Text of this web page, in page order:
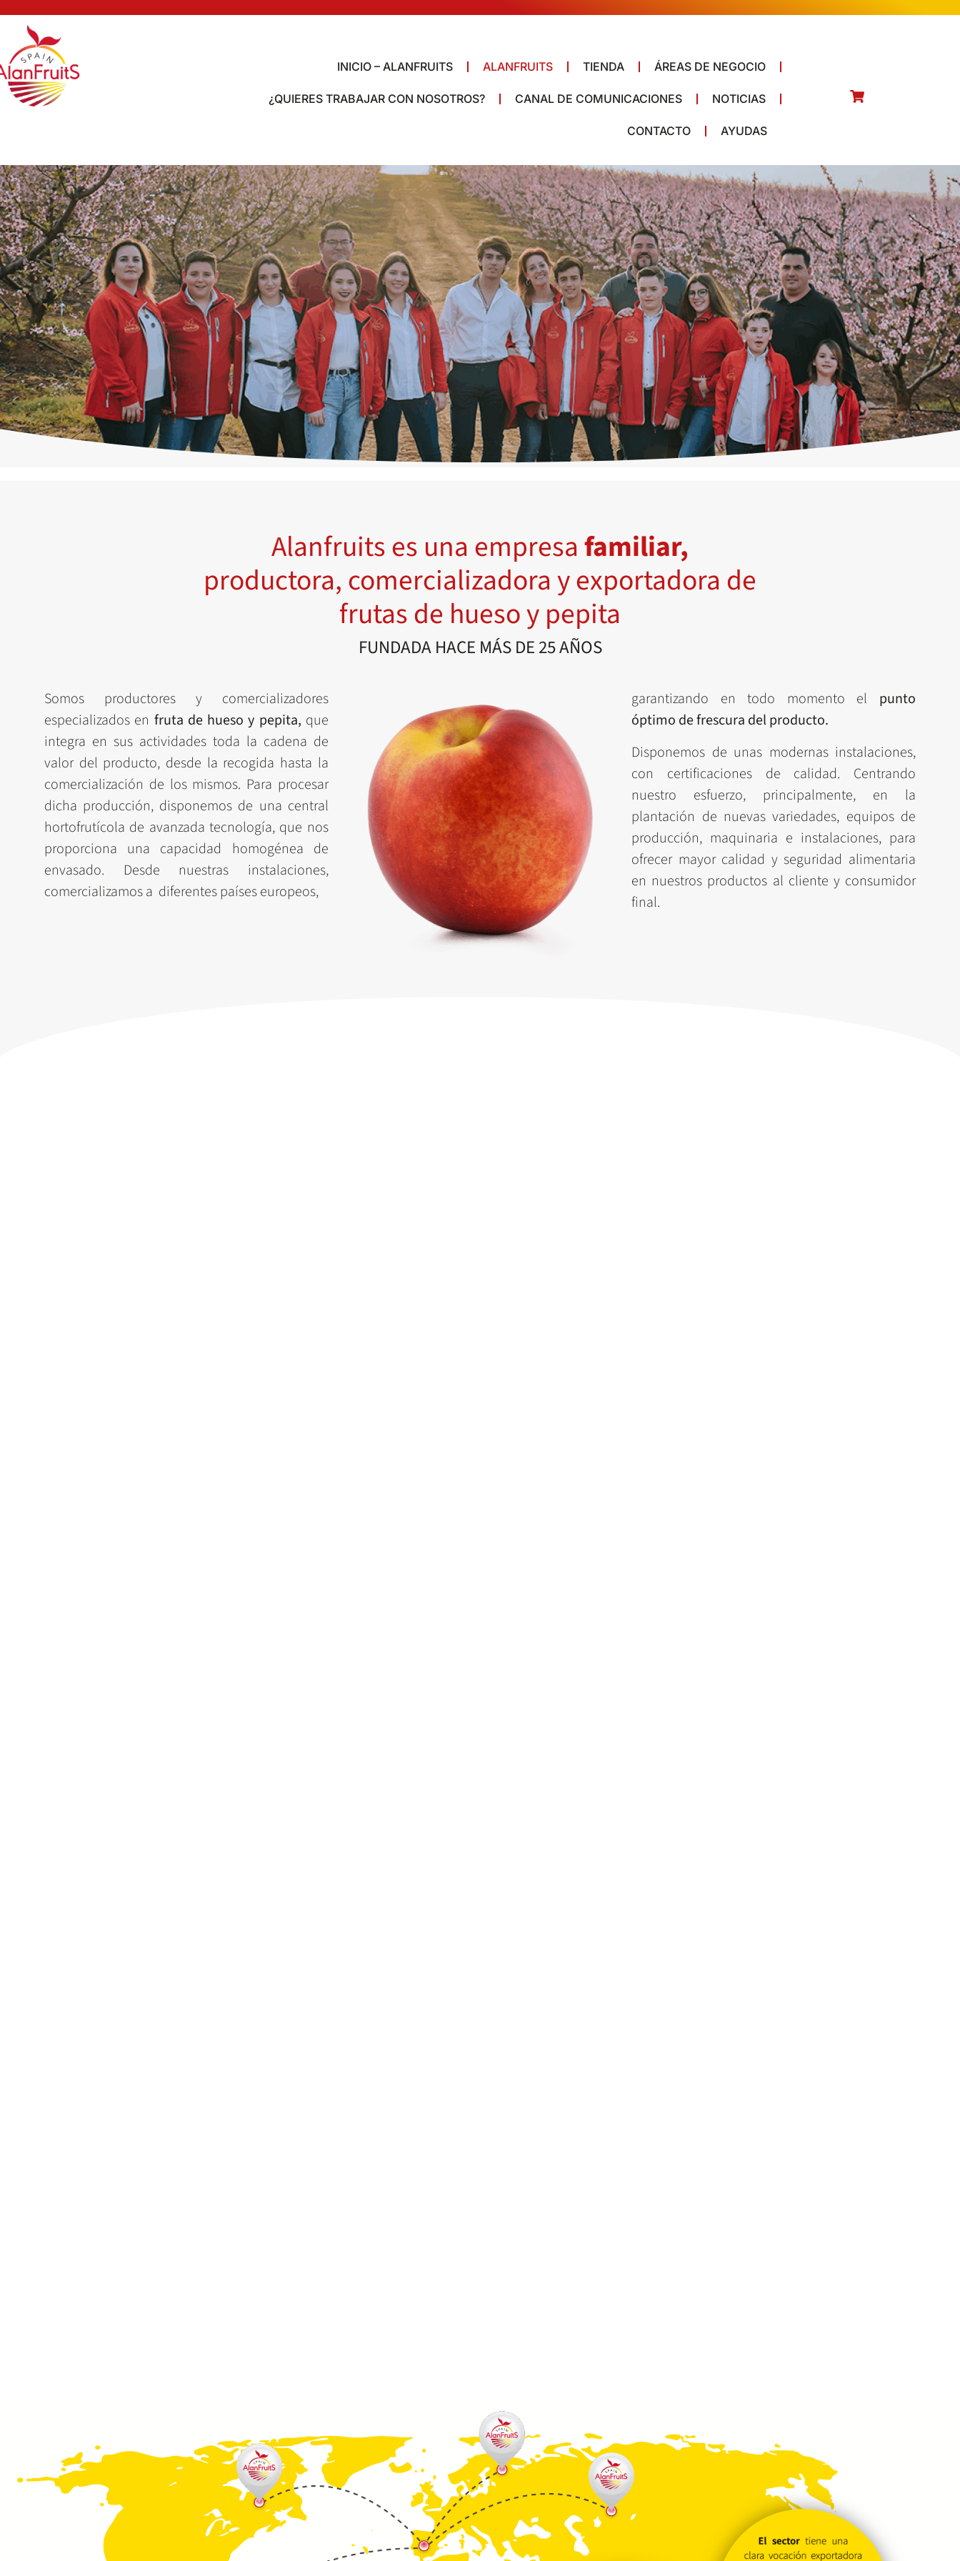
INICIO – ALANFRUITS ALANFRUITS TIENDA ÁREAS DE NEGOCIO
¿QUIERES TRABAJAR CON NOSOTROS? CANAL DE COMUNICACIONES NOTICIAS
CONTACTO AYUDAS
Alanfruits es una empresafamiliar,
productora, comercializadora y exportadora de
frutas de hueso y pepita
FUNDADA HACE MÁS DE 25 AÑOS
Somos productores y comercializadores
especializados en fruta de hueso y pepita, que
integra en sus actividades toda la cadena de
valor del producto, desde la recogida hasta la
comercialización de los mismos. Para procesar
dicha producción, disponemos de una central
hortofrutícola de avanzada tecnología, que nos
proporciona una capacidad homogénea de
envasado. Desde nuestras instalaciones,
comercializamos a diferentes países europeos,
garantizando en todo momento el punto
óptimo de frescura del producto.
Disponemos de unas modernas instalaciones,
con certificaciones de calidad. Centrando
nuestro esfuerzo, principalmente, en la
plantación de nuevas variedades, equipos de
producción, maquinaria e instalaciones, para
ofrecer mayor calidad y seguridad alimentaria
en nuestros productos al cliente y consumidor
final.